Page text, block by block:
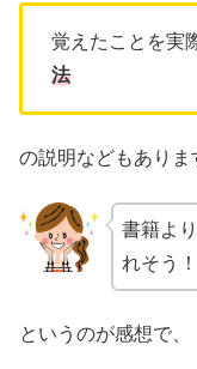
覚えたことを実
法
の説明などもありま
書籍よ
れそう！
というのが感想で、